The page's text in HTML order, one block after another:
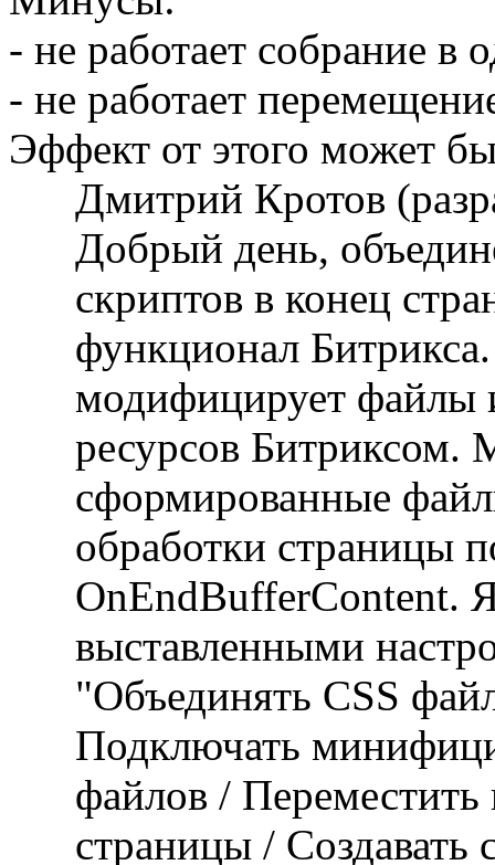
- не работает собрание в
- не работает
Эффект от этого может
Дмитрий Кротов
Добрый день,
скриптов в конец
функционал
модифицирует файлы
ресурсов Битриксом.
сформированные
обработки страницы
OnEndBufferContent.
выставленными
"Объединять CSS
Подключать
файлов / Переместить
страницы /